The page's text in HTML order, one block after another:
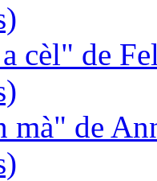
cèl" de
mà" de